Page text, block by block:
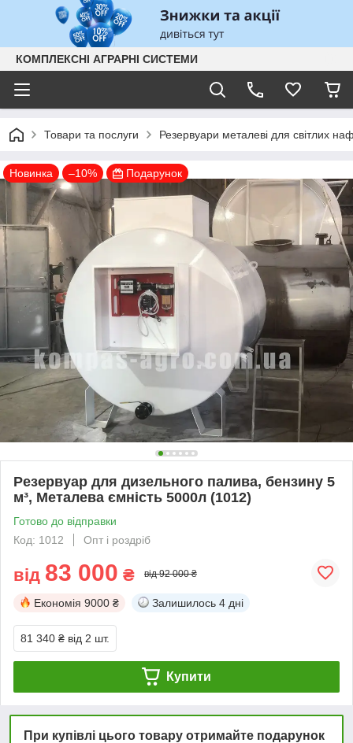
КОМПЛЕКСНІ АГРАРНІ СИСТЕМИ
Товари та послуги Резервуари металеві для світлих
Новинка –10% Подарунок
Резервуар для дизельного палива, бензину 5
м³, Металева ємність 5000л (1012)
Готово до відправки
Код: 1012
Опт і роздріб
від 83 000 ₴ від 92 000 ₴
Економія 9000 ₴ Залишилось 4 дні
81 340 ₴ від 2 шт.
Купити
При купівлі цього товару отримайте подарунок